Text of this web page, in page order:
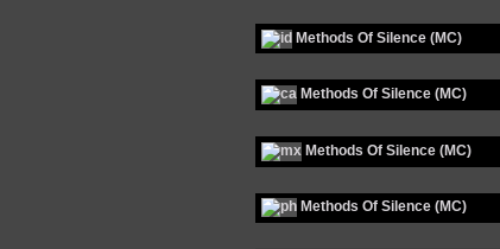
Methods Of Silence (MC)
Methods Of Silence (MC)
Methods Of Silence (MC)
Methods Of Silence (MC)